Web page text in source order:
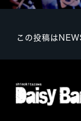
この投稿は